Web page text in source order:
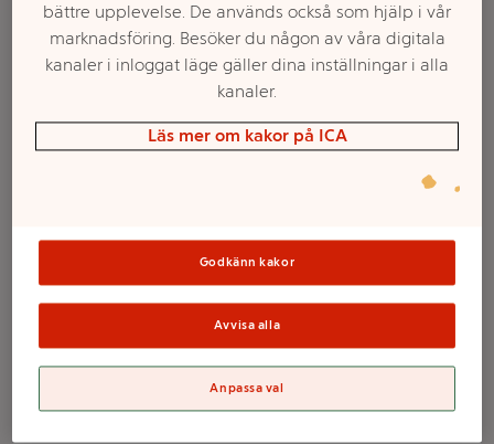
Proteinbar
Cashew 55g
Barebells
Varumärke
Sortimentet kan variera mellan butikerna
bättre upplevelse. De används också som hjälp i vår
marknadsföring. Besöker du någon av våra digitala
kanaler i inloggat läge gäller dina inställningar i alla
kanaler.
Läs mer om kakor på ICA
Godkänn kakor
Avvisa alla
Anpassa val